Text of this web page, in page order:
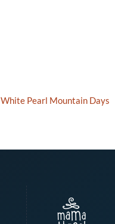
White Pearl Mountain Days